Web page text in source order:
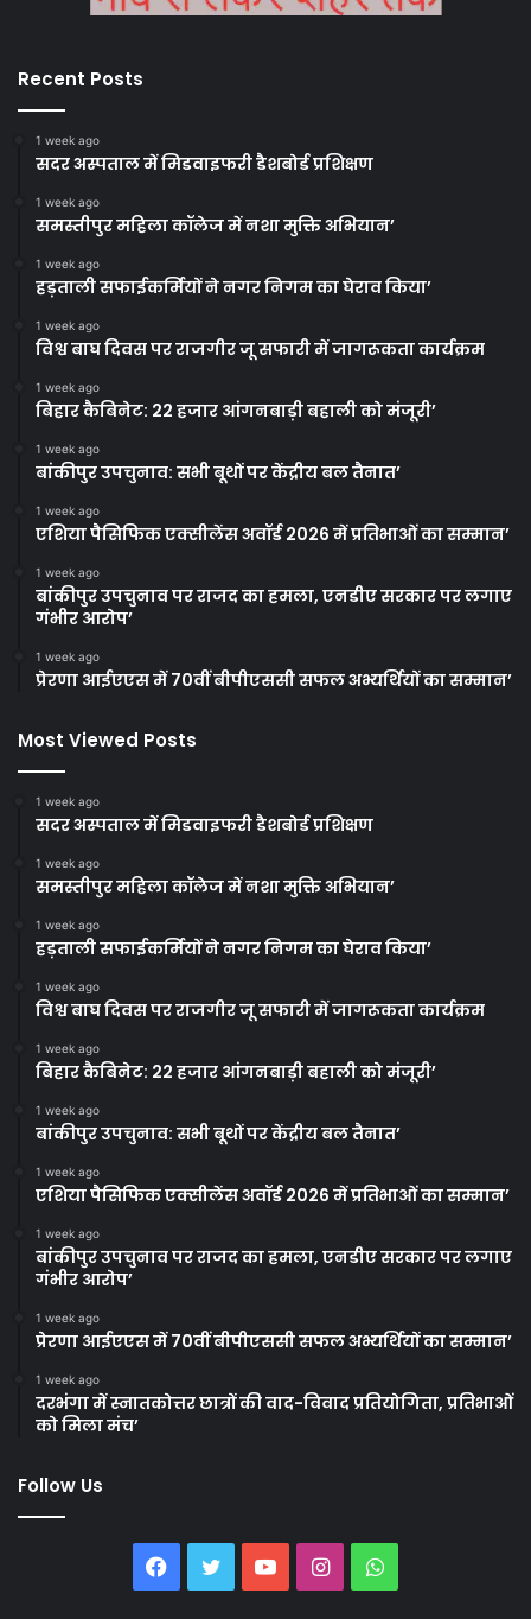
Recent Posts
1 week ago
सदर अस्पताल में मिडवाइफरी डैशबोर्ड प्रशिक्षण
1 week ago
समस्तीपुर महिला कॉलेज में नशा मुक्ति अभियान’
1 week ago
हड़ताली सफाईकर्मियों ने नगर निगम का घेराव किया’
1 week ago
विश्व बाघ दिवस पर राजगीर जू सफारी में जागरूकता कार्यक्रम
1 week ago
बिहार कैबिनेट: 22 हजार आंगनबाड़ी बहाली को मंजूरी’
1 week ago
बांकीपुर उपचुनाव: सभी बूथों पर केंद्रीय बल तैनात’
1 week ago
एशिया पैसिफिक एक्सीलेंस अवॉर्ड 2026 में प्रतिभाओं का सम्मान’
1 week ago
बांकीपुर उपचुनाव पर राजद का हमला, एनडीए सरकार पर लगाए
गंभीर आरोप’
1 week ago
प्रेरणा आईएएस में 70वीं बीपीएससी सफल अभ्यर्थियों का सम्मान’
Most Viewed Posts
1 week ago
सदर अस्पताल में मिडवाइफरी डैशबोर्ड प्रशिक्षण
1 week ago
समस्तीपुर महिला कॉलेज में नशा मुक्ति अभियान’
1 week ago
हड़ताली सफाईकर्मियों ने नगर निगम का घेराव किया’
1 week ago
विश्व बाघ दिवस पर राजगीर जू सफारी में जागरूकता कार्यक्रम
1 week ago
बिहार कैबिनेट: 22 हजार आंगनबाड़ी बहाली को मंजूरी’
1 week ago
बांकीपुर उपचुनाव: सभी बूथों पर केंद्रीय बल तैनात’
1 week ago
एशिया पैसिफिक एक्सीलेंस अवॉर्ड 2026 में प्रतिभाओं का सम्मान’
1 week ago
बांकीपुर उपचुनाव पर राजद का हमला, एनडीए सरकार पर लगाए
गंभीर आरोप’
1 week ago
प्रेरणा आईएएस में 70वीं बीपीएससी सफल अभ्यर्थियों का सम्मान’
1 week ago
दरभंगा में स्नातकोत्तर छात्रों की वाद-विवाद प्रतियोगिता, प्रतिभाओं
को मिला मंच’
Follow Us
Facebook
TwitterYouTubeInstagramWhatsApp